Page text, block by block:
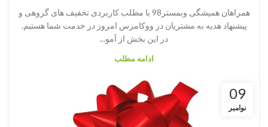
همراهان همیشگی وبمستر98 با مطلب کاربردی تخفیف های گروهی و
پیشنهاد هدیه به مشتریان در ووکامرس امروز در خدمت شما هستیم.
در این بخش از آمو...
ادامه مطلب
09
نوامبر